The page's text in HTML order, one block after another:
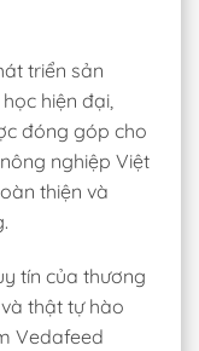
triển sản
hiện đại,
đóng góp cho
nghiệp Việt
thiện và
tín của thương
thật tự hào
Vedafeed